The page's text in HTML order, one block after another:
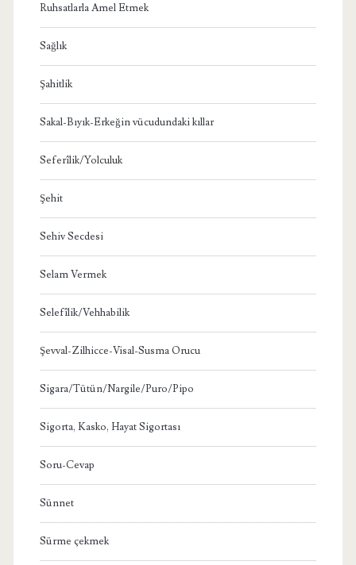
Ruhsatlarla Amel Etmek
Sağlık
Şahitlik
Sakal-Bıyık-Erkeğin vücudundaki kıllar
Seferîlik/Yolculuk
Şehit
Sehiv Secdesi
Selam Vermek
Selefîlik/Vehhabilik
Şevval-Zilhicce-Visal-Susma Orucu
Sigara/Tütün/Nargile/Puro/Pipo
Sigorta, Kasko, Hayat Sigortası
Soru-Cevap
Sünnet
Sürme çekmek